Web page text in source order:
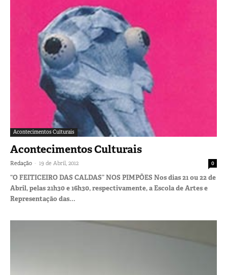
Acontecimentos Culturais
Acontecimentos Culturais
Redação - 19 de Abril, 2012 0
“O FEITICEIRO DAS CALDAS” NOS PIMPÕES Nos dias 21 ou 22 de
Abril, pelas 21h30 e 16h30, respectivamente, a Escola de Artes e
Representação das...